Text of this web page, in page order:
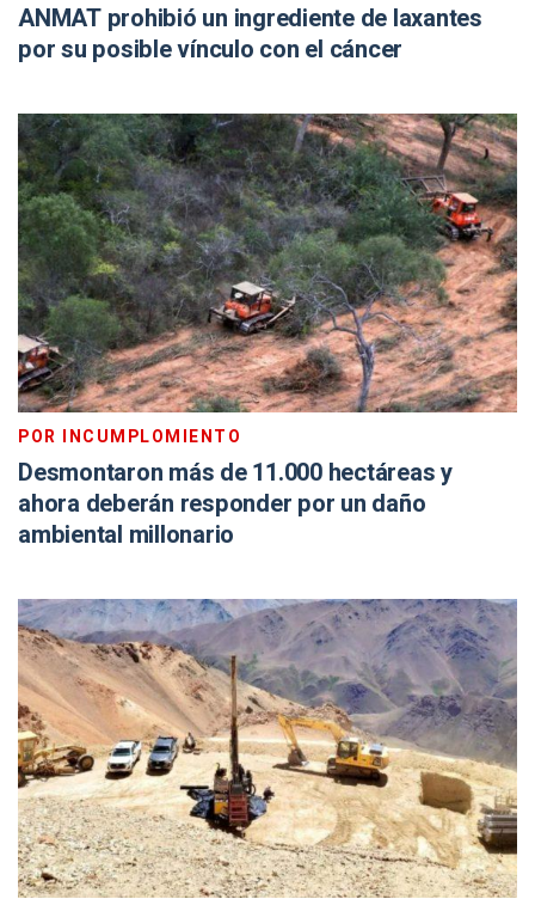
ANMAT prohibió un ingrediente de laxantes
por su posible vínculo con el cáncer
POR INCUMPLOMIENTO
Desmontaron más de 11.000 hectáreas y
ahora deberán responder por un daño
ambiental millonario